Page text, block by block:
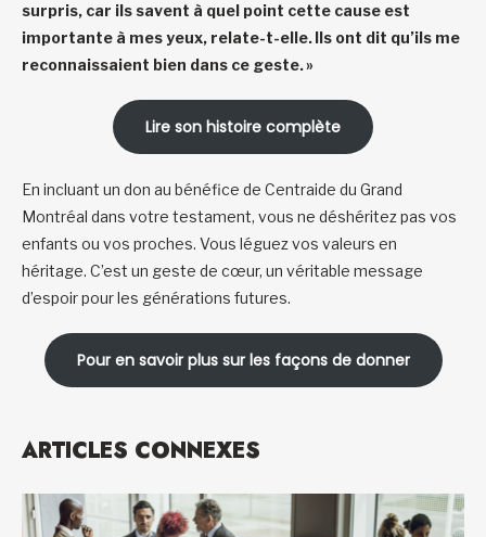
surpris, car ils savent à quel point cette cause est
importante à mes yeux, relate-t-elle. Ils ont dit qu’ils me
reconnaissaient bien dans ce geste. »
Lire son histoire complète
En incluant un don au bénéfice de Centraide du Grand
Montréal dans votre testament, vous ne déshéritez pas vos
enfants ou vos proches. Vous léguez vos valeurs en
héritage. C’est un geste de cœur, un véritable message
d’espoir pour les générations futures.
Pour en savoir plus sur les façons de donner
ARTICLES CONNEXES